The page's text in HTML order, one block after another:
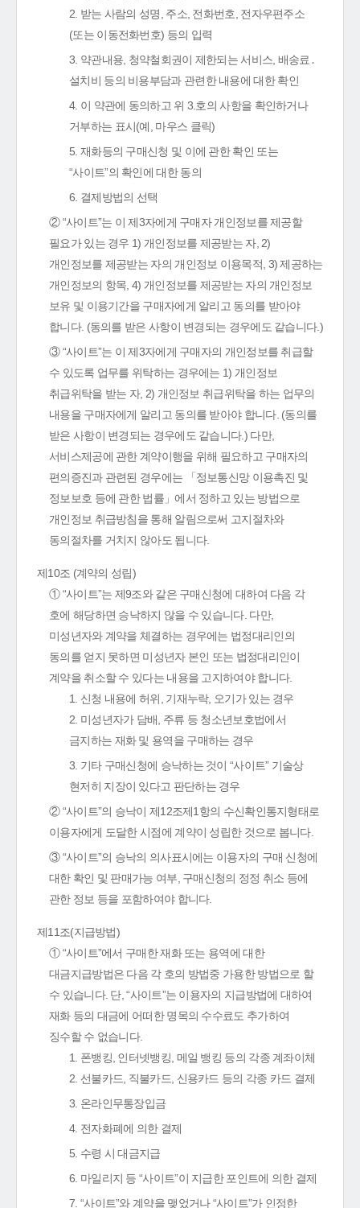
2. 받는 사람의 성명, 주소, 전화번호, 전자우편주소
(또는 이동전화번호) 등의 입력
3. 약관내용, 청약철회권이 제한되는 서비스, 배송료․
설치비 등의 비용부담과 관련한 내용에 대한 확인
4. 이 약관에 동의하고 위 3.호의 사항을 확인하거나
거부하는 표시(예, 마우스 클릭)
5. 재화등의 구매신청 및 이에 관한 확인 또는
“사이트”의 확인에 대한 동의
6. 결제방법의 선택
② “사이트”는 이 제3자에게 구매자 개인정보를 제공할
필요가 있는 경우 1) 개인정보를 제공받는 자, 2)
개인정보를 제공받는 자의 개인정보 이용목적, 3) 제공하는
개인정보의 항목, 4) 개인정보를 제공받는 자의 개인정보
보유 및 이용기간을 구매자에게 알리고 동의를 받아야
합니다. (동의를 받은 사항이 변경되는 경우에도 같습니다.)
③ “사이트”는 이 제3자에게 구매자의 개인정보를 취급할
수 있도록 업무를 위탁하는 경우에는 1) 개인정보
취급위탁을 받는 자, 2) 개인정보 취급위탁을 하는 업무의
내용을 구매자에게 알리고 동의를 받아야 합니다. (동의를
받은 사항이 변경되는 경우에도 같습니다.) 다만,
서비스제공에 관한 계약이행을 위해 필요하고 구매자의
편의증진과 관련된 경우에는 「정보통신망 이용촉진 및
정보보호 등에 관한 법률」에서 정하고 있는 방법으로
개인정보 취급방침을 통해 알림으로써 고지절차와
동의절차를 거치지 않아도 됩니다.
제10조 (계약의 성립)
① “사이트”는 제9조와 같은 구매신청에 대하여 다음 각
호에 해당하면 승낙하지 않을 수 있습니다. 다만,
미성년자와 계약을 체결하는 경우에는 법정대리인의
동의를 얻지 못하면 미성년자 본인 또는 법정대리인이
계약을 취소할 수 있다는 내용을 고지하여야 합니다.
1. 신청 내용에 허위, 기재누락, 오기가 있는 경우
2. 미성년자가 담배, 주류 등 청소년보호법에서
금지하는 재화 및 용역을 구매하는 경우
3. 기타 구매신청에 승낙하는 것이 “사이트” 기술상
현저히 지장이 있다고 판단하는 경우
② “사이트”의 승낙이 제12조제1항의 수신확인통지형태로
이용자에게 도달한 시점에 계약이 성립한 것으로 봅니다.
③ “사이트”의 승낙의 의사표시에는 이용자의 구매 신청에
대한 확인 및 판매가능 여부, 구매신청의 정정 취소 등에
관한 정보 등을 포함하여야 합니다.
제11조(지급방법)
① “사이트”에서 구매한 재화 또는 용역에 대한
대금지급방법은 다음 각 호의 방법중 가용한 방법으로 할
수 있습니다. 단, “사이트”는 이용자의 지급방법에 대하여
재화 등의 대금에 어떠한 명목의 수수료도 추가하여
징수할 수 없습니다.
1. 폰뱅킹, 인터넷뱅킹, 메일 뱅킹 등의 각종 계좌이체
2. 선불카드, 직불카드, 신용카드 등의 각종 카드 결제
3. 온라인무통장입금
4. 전자화폐에 의한 결제
5. 수령 시 대금지급
6. 마일리지 등 “사이트”이 지급한 포인트에 의한 결제
7. “사이트”와 계약을 맺었거나 “사이트”가 인정한